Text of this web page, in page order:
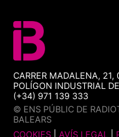
CARRER MADALENA, 21,
POLÍGON INDUSTRIAL
(+34) 971 139 333
© ENS PÚBLIC DE
BALEARS
COOKIES
AVÍS LEGAL